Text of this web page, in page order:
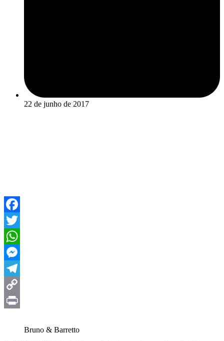
22 de junho de 2017
Facebook
Twitter
WhatsApp
Messenger
Telegram
Copy
Bruno & Barretto